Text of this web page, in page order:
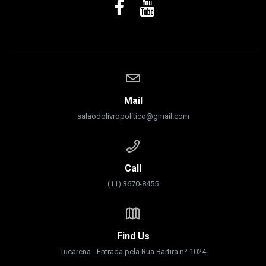
Mail
salaodolivropolitico@gmail.com
Call
(11) 3670-8455
Find Us
Tucarena - Entrada pela Rua Bartira nº 1024